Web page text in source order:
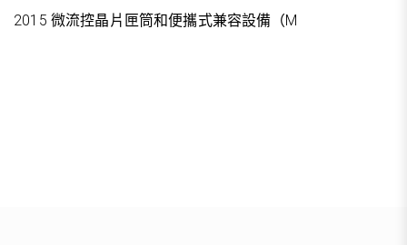
2015 微流控晶片匣筒和便攜式兼容設備（M